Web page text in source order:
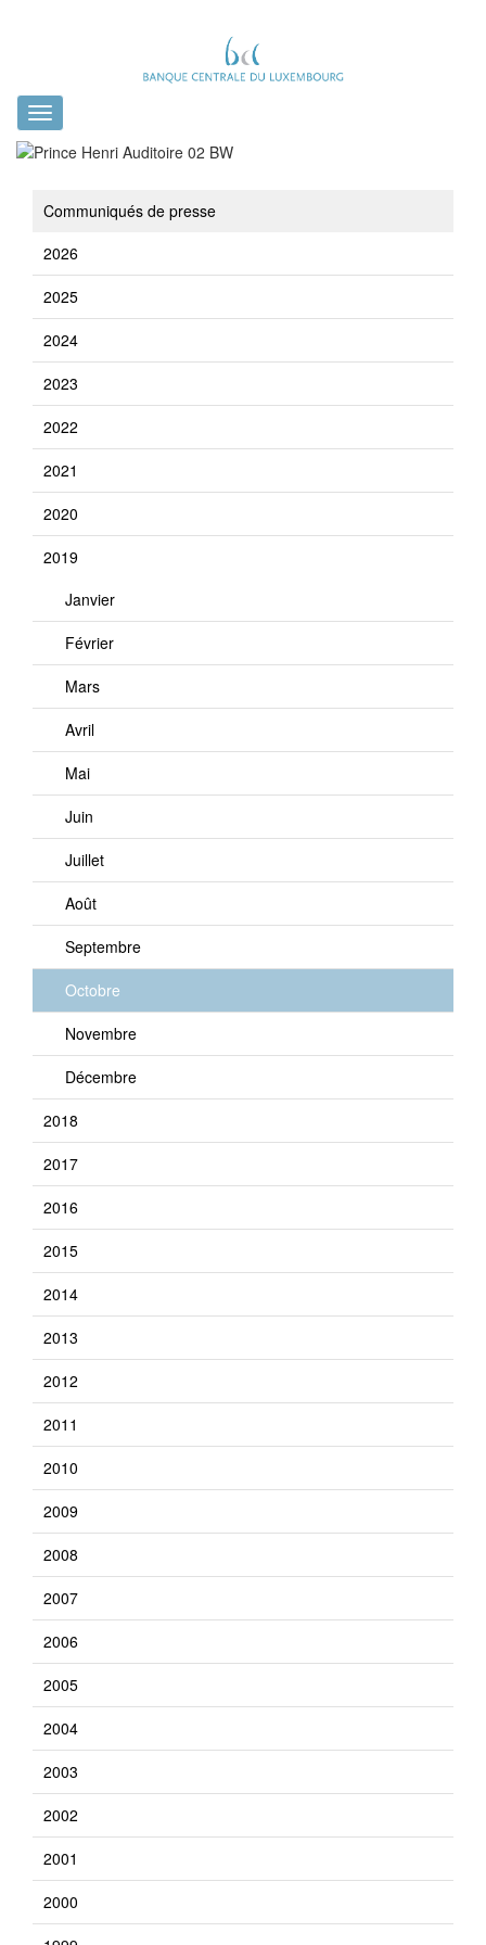
Toggle
navigation
Communiqués de presse
2026
2025
2024
2023
2022
2021
2020
2019
Janvier
Février
Mars
Avril
Mai
Juin
Juillet
Août
Septembre
Octobre
Novembre
Décembre
2018
2017
2016
2015
2014
2013
2012
2011
2010
2009
2008
2007
2006
2005
2004
2003
2002
2001
2000